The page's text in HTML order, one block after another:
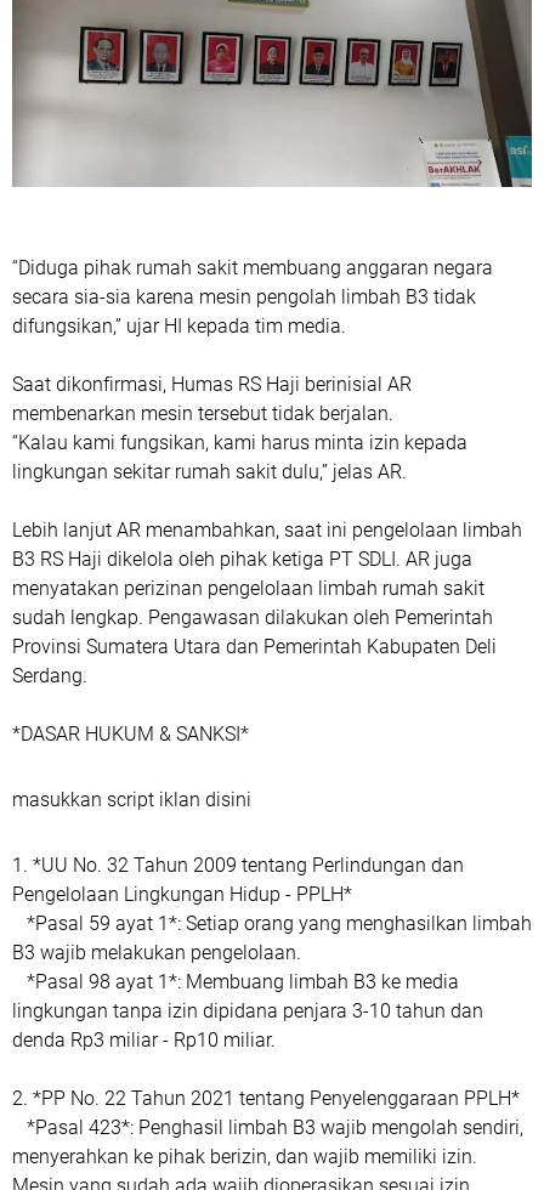
“Diduga pihak rumah sakit membuang anggaran negara
secara sia-sia karena mesin pengolah limbah B3 tidak
difungsikan,” ujar HI kepada tim media.
Saat dikonfirmasi, Humas RS Haji berinisial AR
membenarkan mesin tersebut tidak berjalan.
“Kalau kami fungsikan, kami harus minta izin kepada
lingkungan sekitar rumah sakit dulu,” jelas AR.
Lebih lanjut AR menambahkan, saat ini pengelolaan limbah
B3 RS Haji dikelola oleh pihak ketiga PT SDLI. AR juga
menyatakan perizinan pengelolaan limbah rumah sakit
sudah lengkap. Pengawasan dilakukan oleh Pemerintah
Provinsi Sumatera Utara dan Pemerintah Kabupaten Deli
Serdang.
*DASAR HUKUM & SANKSI*
masukkan script iklan disini
1. *UU No. 32 Tahun 2009 tentang Perlindungan dan
Pengelolaan Lingkungan Hidup - PPLH*
*Pasal 59 ayat 1*: Setiap orang yang menghasilkan limbah
B3 wajib melakukan pengelolaan.
*Pasal 98 ayat 1*: Membuang limbah B3 ke media
lingkungan tanpa izin dipidana penjara 3-10 tahun dan
denda Rp3 miliar - Rp10 miliar.
2. *PP No. 22 Tahun 2021 tentang Penyelenggaraan PPLH*
*Pasal 423*: Penghasil limbah B3 wajib mengolah sendiri,
menyerahkan ke pihak berizin, dan wajib memiliki izin.
Mesin yang sudah ada wajib dioperasikan sesuai izin